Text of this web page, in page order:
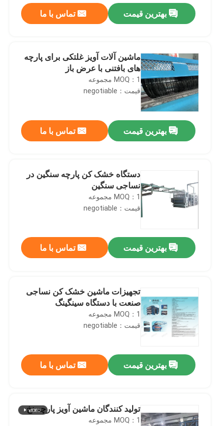
بهترین قیمت تماس با ما
ماشین آلات آویز غلتکی برای پارچه
های بافتنی با عرض باز
MOQ：1 مجموعه
قیمت：negotiable
بهترین قیمت تماس با ما
دستگاه خشک کن پارچه سنگین در
نساجی سنگین
MOQ：1 مجموعه
قیمت：negotiable
بهترین قیمت تماس با ما
تجهیزات ماشین خشک کن نساجی
صنعت با دستگاه سینگینگ
MOQ：1 مجموعه
قیمت：negotiable
بهترین قیمت تماس با ما
تولید کنندگان ماشین آویز پارچه نخ
MOQ：1 مجموعه